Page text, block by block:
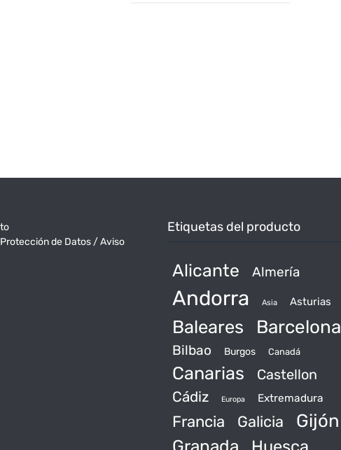
de Datos / Aviso
Etiquetas del producto
Alicante Almería
Andorra Asia Asturias
Baleares Barcelona
Bilbao Burgos Canadá
Canarias
Castellon
Cádiz
Europa Extremadura
Francia Galicia Gijón